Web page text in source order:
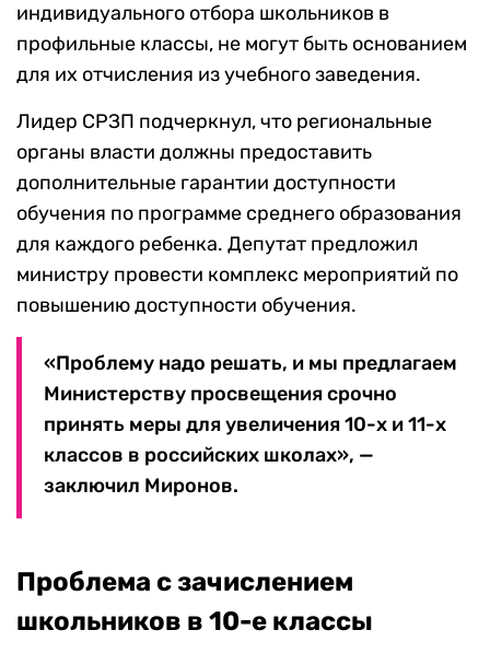
индивидуального отбора школьников в
профильные классы, не могут быть основанием
для их отчисления из учебного заведения.
Лидер СРЗП подчеркнул, что региональные
органы власти должны предоставить
дополнительные гарантии доступности
обучения по программе среднего образования
для каждого ребенка. Депутат предложил
министру провести комплекс мероприятий по
повышению доступности обучения.
«Проблему надо решать, и мы предлагаем
Министерству просвещения срочно
принять меры для увеличения 10-х и 11-х
классов в российских школах», —
заключил Миронов.
Проблема с зачислением
школьников в 10-е классы